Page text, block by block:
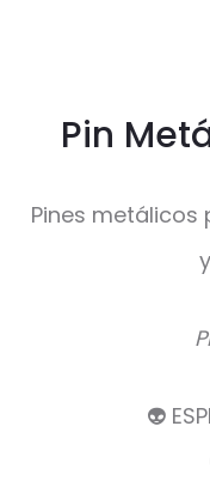
Pin
Pines
👽